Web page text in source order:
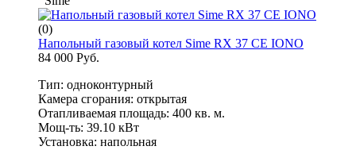
(0)
Напольный газовый котел Sime RX 37 CE IONO
84 000 Руб.
Тип: одноконтурный
Камера сгорания: открытая
Отапливаемая площадь: 400 кв. м.
Мощ-ть: 39.10 кВт
Установка: напольная